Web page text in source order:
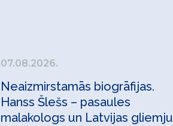
07.08.2026.
Neaizmirstamās biogrāfijas.
Hanss Šlešs – pasaules
malakologs un Latvijas gliemju